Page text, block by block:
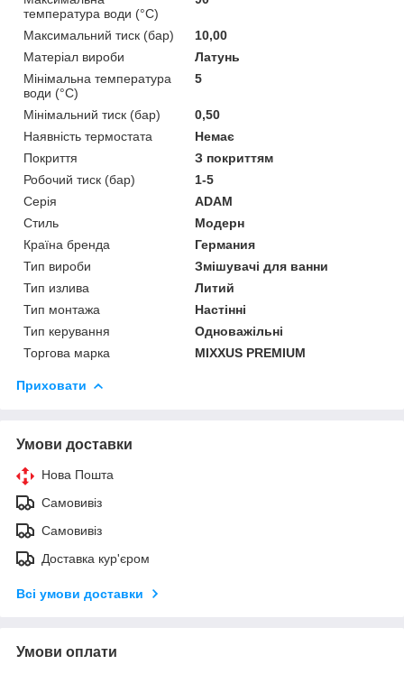
температура води (°C)
Максимальний тиск (бар)
10,00
Матеріал вироби
Латунь
Мінімальна температура
води (°C)
5
Мінімальний тиск (бар)
0,50
Наявність термостата
Немає
Покриття
З покриттям
Робочий тиск (бар)
1-5
Серія
ADAM
Стиль
Модерн
Країна бренда
Германия
Тип вироби
Змішувачі для ванни
Тип излива
Литий
Тип монтажа
Настінні
Тип керування
Одноважільні
Торгова марка
MIXXUS PREMIUM
Приховати
Умови доставки
Нова Пошта
Самовивіз
Самовивіз
Доставка кур'єром
Всі умови доставки
Умови оплати